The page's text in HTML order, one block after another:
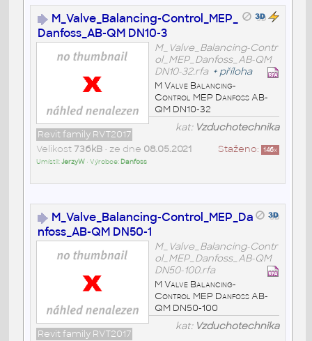
M_Valve_Balancing-Control_MEP_
Danfoss_AB-QM DN10-3
M_Valve_Balancing-Contr
ol_MEP_Danfoss_AB-QM
DN10-32.rfa + příloha
M Valve Balancing-
Control MEP Danfoss AB-
QM DN10-32
kat: Vzduchotechnika
Revit family RVT2017
Staženo: 146x
Velikost 736kB• ze dne 08.05.2021
Umístil:JerzyW• Výrobce: Danfoss
M_Valve_Balancing-Control_MEP_Da
nfoss_AB-QM DN50-1
M_Valve_Balancing-Contr
ol_MEP_Danfoss_AB-QM
DN50-100.rfa
M Valve Balancing-
Control MEP Danfoss AB-
QM DN50-100
kat: Vzduchotechnika
Revit family RVT2017